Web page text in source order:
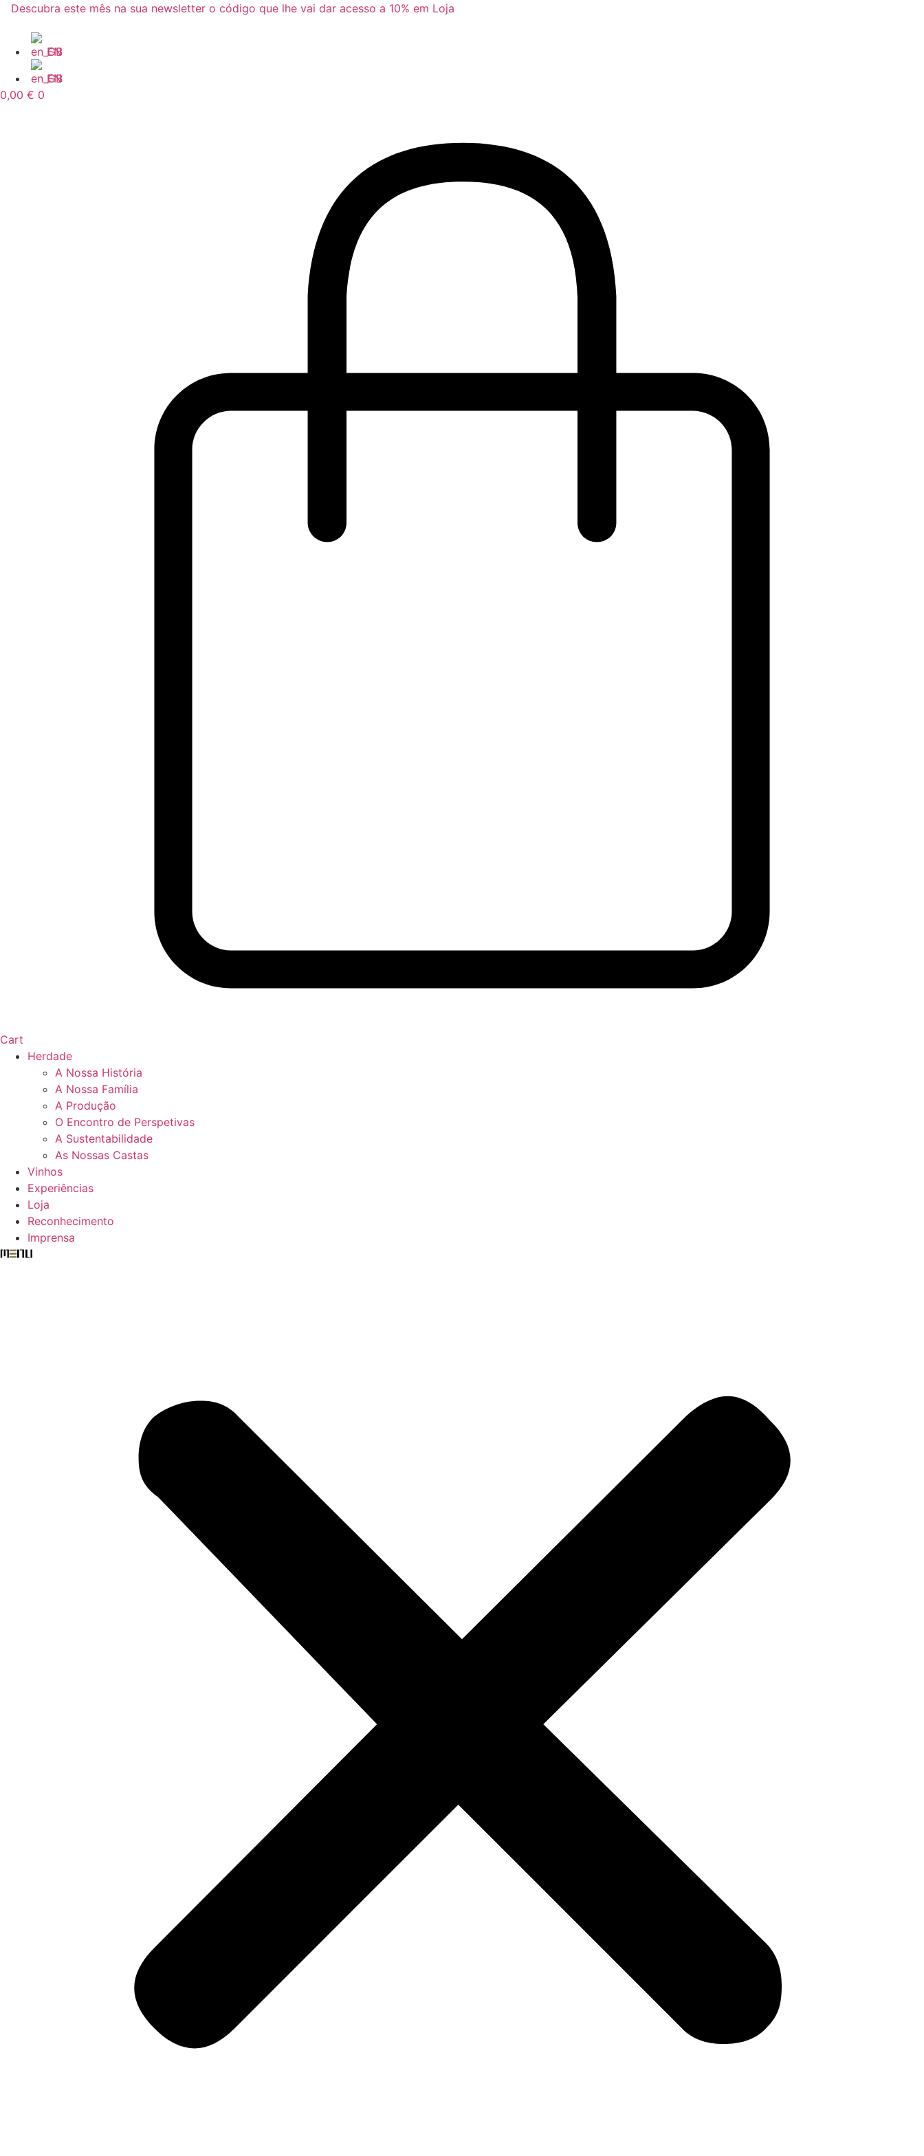
Pular
conteúdo
Descubra este mês na sua newsletter o código que lhe vai dar acesso a 10% em Loja
EN
EN
0,00 € 0
Cart
Herdade
A Nossa História
A Nossa Família
A Produção
O Encontro de Perspetivas
A Sustentabilidade
As Nossas Castas
Vinhos
Experiências
Loja
Reconhecimento
Imprensa